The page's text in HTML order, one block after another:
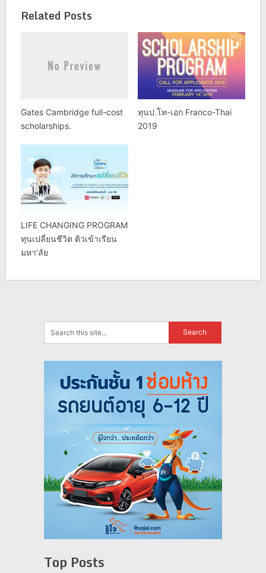
Related Posts
Gates Cambridge full-cost
scholarships.
ทุนป.โท-เอก Franco-Thai
2019
LIFE CHANGING PROGRAM
ทุนเปลี่ยนชีวิต ติวเข้าเรียน
มหา’ลัย
Top Posts